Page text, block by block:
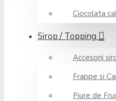
Ciocolata
Sirop / Topping
Accesorii
Frappe si
Piure de